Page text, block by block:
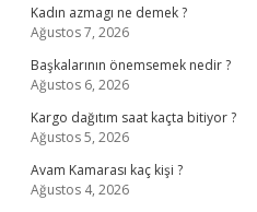
Kadın azmagı ne demek ?
Ağustos 7, 2026
Başkalarının önemsemek nedir ?
Ağustos 6, 2026
Kargo dağıtım saat kaçta bitiyor ?
Ağustos 5, 2026
Avam Kamarası kaç kişi ?
Ağustos 4, 2026